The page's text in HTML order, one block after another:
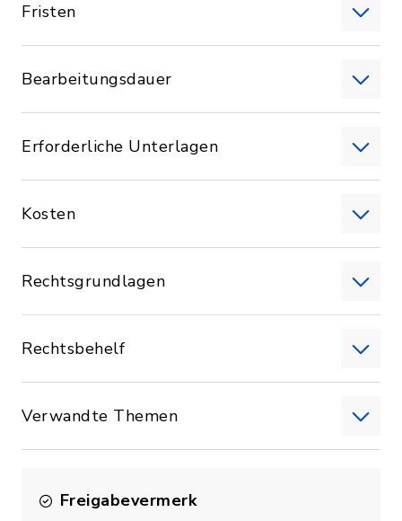
Fristen
Bearbeitungsdauer
Erforderliche Unterlagen
Kosten
Rechtsgrundlagen
Rechtsbehelf
Verwandte Themen
Freigabevermerk